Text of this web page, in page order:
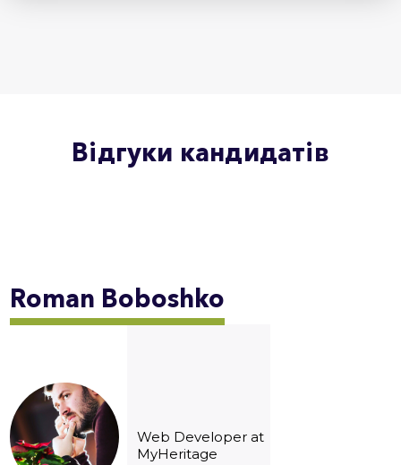
Відгуки кандидатів
Roman Boboshko
Web Developer at
MyHeritage